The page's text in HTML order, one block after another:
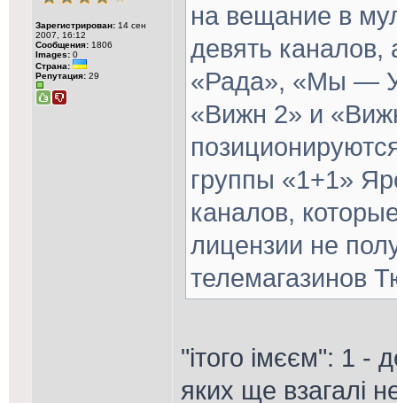
Зарегистрирован: 14 сен
2007, 16:12
Сообщения: 1806
Images: 0
Страна:
Репутация: 29
на вещание в
девять
«Рада», «Мы —
«Вижн 2» и
группы «1+1»
каналов,
лицензии не
телемагазинов
"ітого імєєм": 1 -
яких ще взагалі